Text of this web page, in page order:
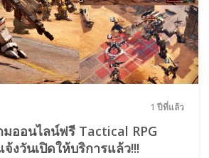
1 ปีที่แล้ว
มออนไลน์ฟรี Tactical RPG
งวันเปิดให้บริการแล้ว!!!